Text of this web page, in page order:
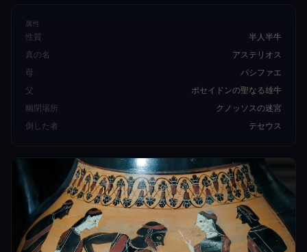
属性
性質
半人半牛
真の名
アステリオス
母
パシファエ
父
ポセイドンの聖なる雄牛
幽閉場所
クノッソスの迷宮
倒した者
テセウス